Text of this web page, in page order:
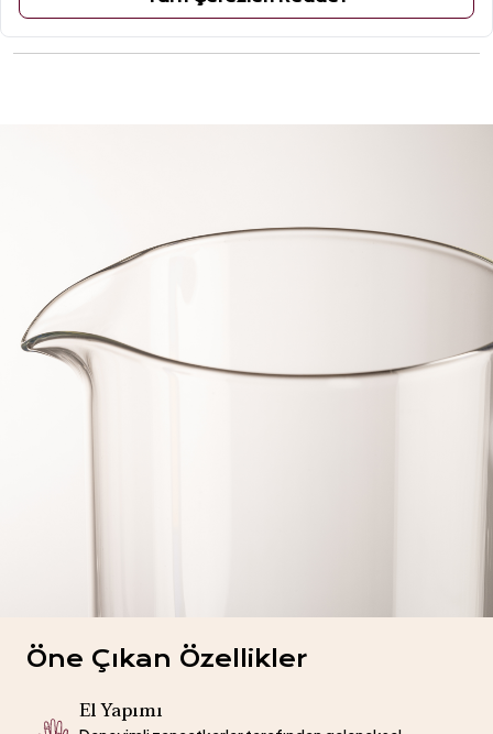
ÜRÜN YORUMLARI
Öne Çıkan Özellikler
El Yapımı